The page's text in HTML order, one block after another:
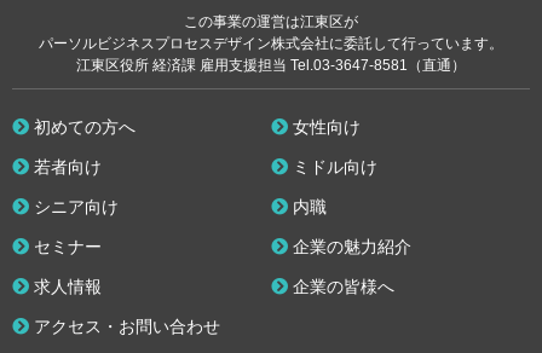
この事業の運営は江東区が
パーソルビジネスプロセスデザイン株式会社に委託して行っています。
江東区役所 経済課 雇用支援担当 Tel.03-3647-8581（直通）
初めての方へ 女性向け
若者向け ミドル向け
シニア向け 内職
セミナー 企業の魅力紹介
求人情報 企業の皆様へ
アクセス・お問い合わせ